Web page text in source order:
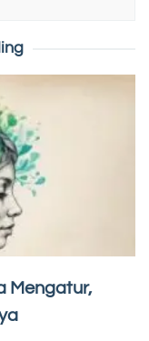
Mengatur,